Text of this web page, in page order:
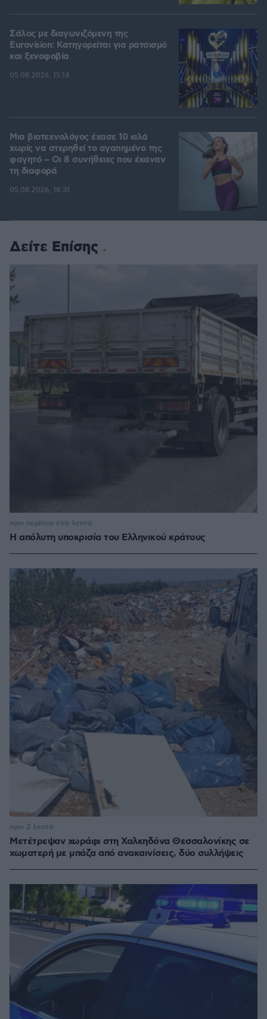
Σάλος με διαγωνιζόμενη της
Eurovision: Κατηγορείται για ρατσισμό
και ξενοφοβία
05.08.2026, 15:14
Μια βιοτεχνολόγος έχασε 10 κιλά
χωρίς να στερηθεί το αγαπημένο της
φαγητό – Οι 8 συνήθειες που έκαναν
τη διαφορά
05.08.2026, 18:31
Δείτε Επίσης
Η απόλυτη υποκρισία του Ελληνικού κράτους
πριν περίπου ένα λεπτό
Μετέτρεψαν χωράφι στη Χαλκηδόνα Θεσσαλονίκης σε
χωματερή με μπάζα από ανακαινίσεις, δύο συλλήψεις
πριν 2 λεπτά